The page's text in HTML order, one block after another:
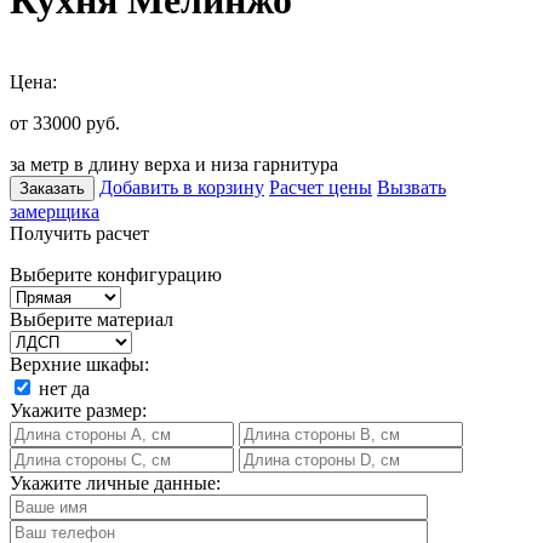
Цена:
от 33000 руб.
за метр в длину верха и низа гарнитура
Заказать Добавить в корзину Расчет цены Вызвать
замерщика
Получить расчет
Выберите конфигурацию
Выберите материал
Верхние шкафы:
нет да
Укажите размер:
Укажите личные данные: